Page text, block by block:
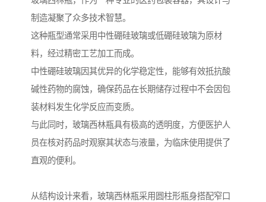
制造凝聚了众多技术智慧。
这种瓶型通常采用中性硼硅玻璃或低硼硅玻璃为原材
料，经过精密工艺加工而成。
中性硼硅玻璃因其优异的化学稳定性，能够有效抵抗酸
碱性药物的腐蚀，确保药品在长期储存过程中不会因包
装材料发生化学反应而变质。
与此同时，玻璃西林瓶具有极高的透明度，方便医护人
员在核对药品时观察其状态与液量，为临床使用提供了
直观的便利。
从结构设计来看，玻璃西林瓶采用圆柱形瓶身搭配窄口